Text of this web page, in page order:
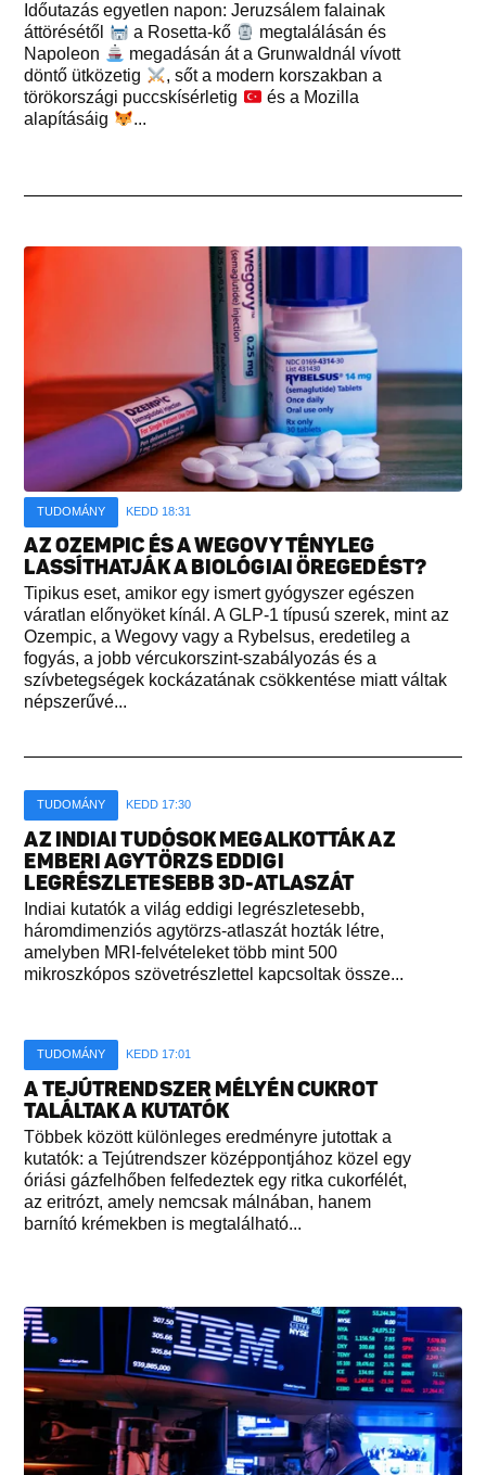
Időutazás egyetlen napon: Jeruzsálem falainak
áttörésétől
a Rosetta-kő
megtalálásán és
Napoleon
megadásán át a Grunwaldnál vívott
döntő ütközetig
, sőt a modern korszakban a
törökországi puccskísérletig
és a Mozilla
alapításáig
...
TUDOMÁNY KEDD 18:31
AZ OZEMPIC ÉS A WEGOVY TÉNYLEG
LASSÍTHATJÁK A BIOLÓGIAI ÖREGEDÉST?
Tipikus eset, amikor egy ismert gyógyszer egészen
váratlan előnyöket kínál. A GLP-1 típusú szerek, mint az
Ozempic, a Wegovy vagy a Rybelsus, eredetileg a
fogyás, a jobb vércukorszint-szabályozás és a
szívbetegségek kockázatának csökkentése miatt váltak
népszerűvé...
TUDOMÁNY KEDD 17:30
AZ INDIAI TUDÓSOK MEGALKOTTÁK AZ
EMBERI AGYTÖRZS EDDIGI
LEGRÉSZLETESEBB 3D-ATLASZÁT
Indiai kutatók a világ eddigi legrészletesebb,
háromdimenziós agytörzs-atlaszát hozták létre,
amelyben MRI-felvételeket több mint 500
mikroszkópos szövetrészlettel kapcsoltak össze...
TUDOMÁNY KEDD 17:01
A TEJÚTRENDSZER MÉLYÉN CUKROT
TALÁLTAK A KUTATÓK
Többek között különleges eredményre jutottak a
kutatók: a Tejútrendszer középpontjához közel egy
óriási gázfelhőben felfedeztek egy ritka cukorfélét,
az eritrózt, amely nemcsak málnában, hanem
barnító krémekben is megtalálható...